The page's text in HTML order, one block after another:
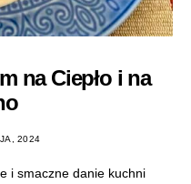
na Ciepło i na
2024
i smaczne danie kuchni